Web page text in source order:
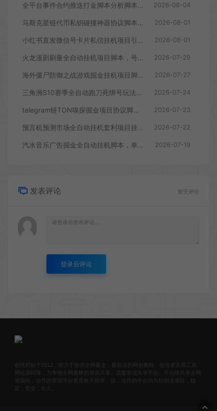
全平台事件合约推送打金脚本分析脚本，号称胜率百分之90以上 2026-08-04
马斯克星链代币私钥碰撞神器协议脚本，号称单窗口收入四位数 2026-08-01
小红书直发微信号卡片私信挂机项目引流脚本，有效触达微信不检测不封号 2026-08-01
火龙漫剧刷量全自动挂机项目脚本，号称单号爆火日入100+ 2026-07-29
海外僵尸防御之战游戏掘金挂机项目脚本，单机一天150+ 2026-07-27
三角洲S10赛季全自动跑刀死绑号玩法全自动搬砖挂机项目挂机脚本，单窗口30+ 2026-07-24
telegram链TON嗅探掘金项目协议脚本，号称月入四位数 2026-07-23
预言机预测市场全自动挂机套利项目挂机脚本，日均30+USD 2026-07-22
汽水音乐广告掘金全自动挂机脚本，单号日入10+ 2026-07-19
发表评论 暂无评论
登录后评论
创优邦始于2012，致力于提供全网最全，最前沿的网创教程、创业者实用工具、
网站源码等，力争做全网最棒的资源共享、流量变现共享平台。平台除共享全网
资源外，合作的变现平台更是枚不胜举。但，合作的平台均为轻创业项目，稳
定，安全，长久。